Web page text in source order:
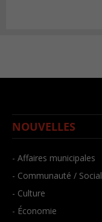
NOUVELLES
- Affaires municipales
- Communauté / Social
- Culture
- Économie